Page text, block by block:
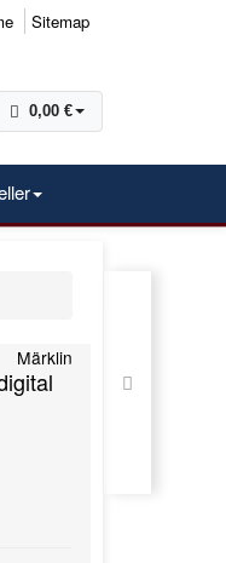
Sitemap
0,00 €
Märklin